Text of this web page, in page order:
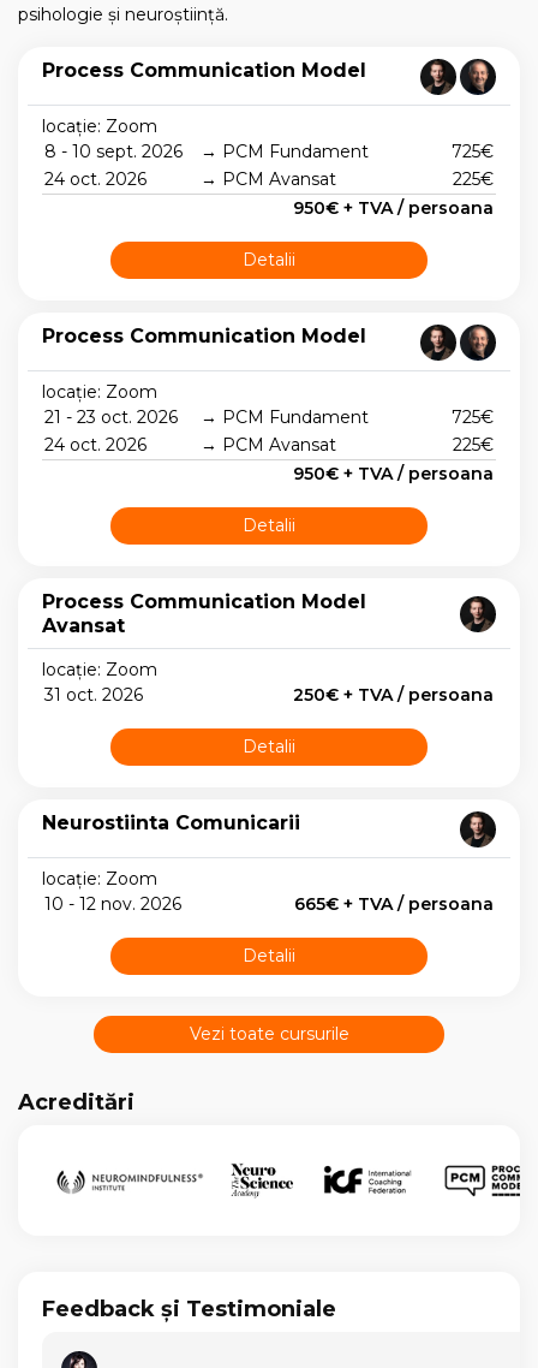
psihologie și neuroștiință.
Process Communication Model
locație: Zoom
8 - 10 sept. 2026
→ PCM Fundament
725€
24 oct. 2026
→ PCM Avansat
225€
950€ + TVA / persoana
Detalii
Process Communication Model
locație: Zoom
21 - 23 oct. 2026
→ PCM Fundament
725€
24 oct. 2026
→ PCM Avansat
225€
950€ + TVA / persoana
Detalii
Process Communication Model
Avansat
locație: Zoom
31 oct. 2026
250€ + TVA / persoana
Detalii
Neurostiinta Comunicarii
locație: Zoom
10 - 12 nov. 2026
665€ + TVA / persoana
Detalii
Vezi toate cursurile
Acreditări
Feedback și Testimoniale